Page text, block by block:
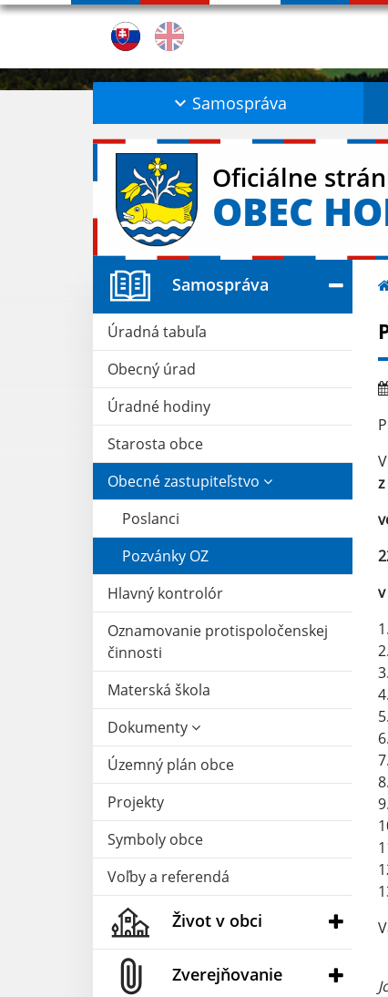
Samospráva
Oficiálne
OBEC
Samospráva
Úradná tabuľa
Obecný úrad
Úradné hodiny
Starosta obce
Obecné zastupiteľstvo
Poslanci
Pozvánky OZ
Hlavný kontrolór
Oznamovanie protispoločenskej
činnosti
Materská škola
Dokumenty
Územný plán obce
Projekty
Symboly obce
Voľby a referendá
Život v obci
Zverejňovanie